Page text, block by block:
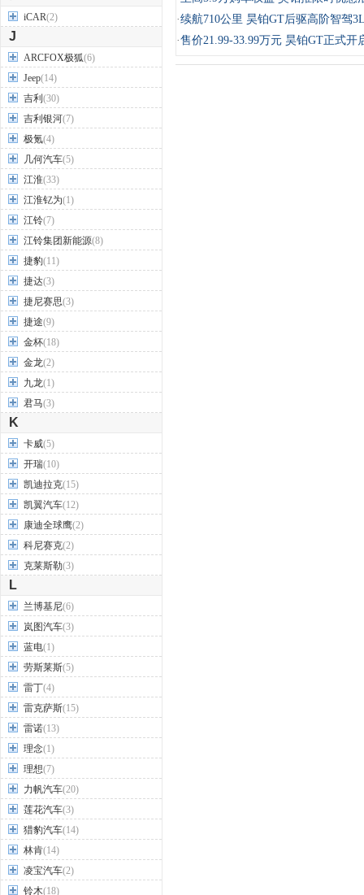
iCAR(2)
J
ARCFOX极狐(6)
Jeep(14)
吉利 (30)
吉利银河(7)
极氪(4)
几何汽车(5)
江淮(33)
江淮钇为(1)
江铃(7)
江铃集团新能源(8)
捷豹(11)
捷达(3)
捷尼赛思(3)
捷途(9)
金杯(18)
金龙(2)
九龙(1)
君马(3)
K
卡威(5)
开瑞(10)
凯迪拉克(15)
凯翼汽车(12)
康迪全球鹰(2)
科尼赛克(2)
克莱斯勒(3)
L
兰博基尼(6)
岚图汽车(3)
蓝电(1)
劳斯莱斯(5)
雷丁(4)
雷克萨斯(15)
雷诺(13)
理念(1)
理想(7)
力帆汽车(20)
莲花汽车(3)
猎豹汽车(14)
林肯(14)
凌宝汽车(2)
铃木(18)
·续航710公里 昊铂GT后驱高阶智驾
·售价21.99-33.99万元 昊铂GT正式开